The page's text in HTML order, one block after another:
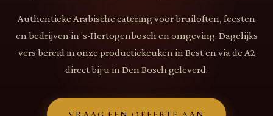
Authentieke Arabische catering voor bruiloften, feesten
en bedrijven in 's-Hertogenbosch en omgeving. Dagelijks
vers bereid in onze productiekeuken in Best en via de A2
direct bij u in Den Bosch geleverd.